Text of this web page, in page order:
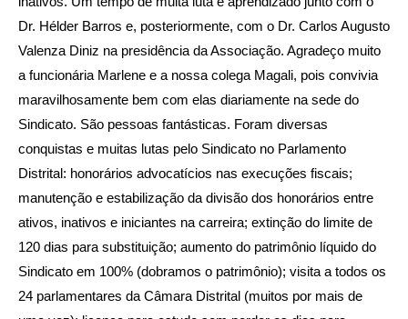
Dr. Hélder Barros e, posteriormente, com o Dr. Carlos Augusto
Valenza Diniz na presidência da Associação. Agradeço muito
a funcionária Marlene e a nossa colega Magali, pois convivia
maravilhosamente bem com elas diariamente na sede do
Sindicato. São pessoas fantásticas. Foram diversas
conquistas e muitas lutas pelo Sindicato no Parlamento
Distrital: honorários advocatícios nas execuções fiscais;
manutenção e estabilização da divisão dos honorários entre
ativos, inativos e iniciantes na carreira; extinção do limite de
120 dias para substituição; aumento do patrimônio líquido do
Sindicato em 100% (dobramos o patrimônio); visita a todos os
24 parlamentares da Câmara Distrital (muitos por mais de